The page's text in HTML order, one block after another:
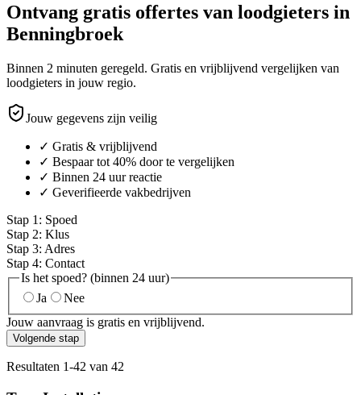
Ontvang gratis offertes van loodgieters in
Benningbroek
Binnen 2 minuten geregeld. Gratis en vrijblijvend vergelijken van
loodgieters in jouw regio.
Jouw gegevens zijn veilig
✓ Gratis & vrijblijvend
✓ Bespaar tot 40% door te vergelijken
✓ Binnen 24 uur reactie
✓ Geverifieerde vakbedrijven
Stap 1 : Spoed
Stap 2: Klus
Stap 3: Adres
Stap 4: Contact
Is het spoed? (binnen 24 uur)
Ja
Nee
Jouw aanvraag is gratis en vrijblijvend.
Volgende stap
Resultaten 1-42 van 42